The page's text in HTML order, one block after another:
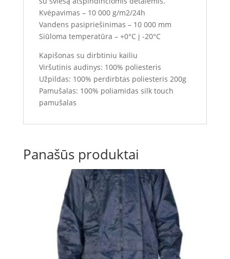
Kvėpavimas – 10 000 g/m2/24h
Vandens pasipriešinimas – 10 000 mm
Siūloma temperatūra – +0°C į -20°C
Kapišonas su dirbtiniu kailiu
Viršutinis audinys: 100% poliesteris
Užpildas: 100% perdirbtas poliesteris 200g
Pamušalas: 100% poliamidas silk touch
pamušalas
Panašūs produktai